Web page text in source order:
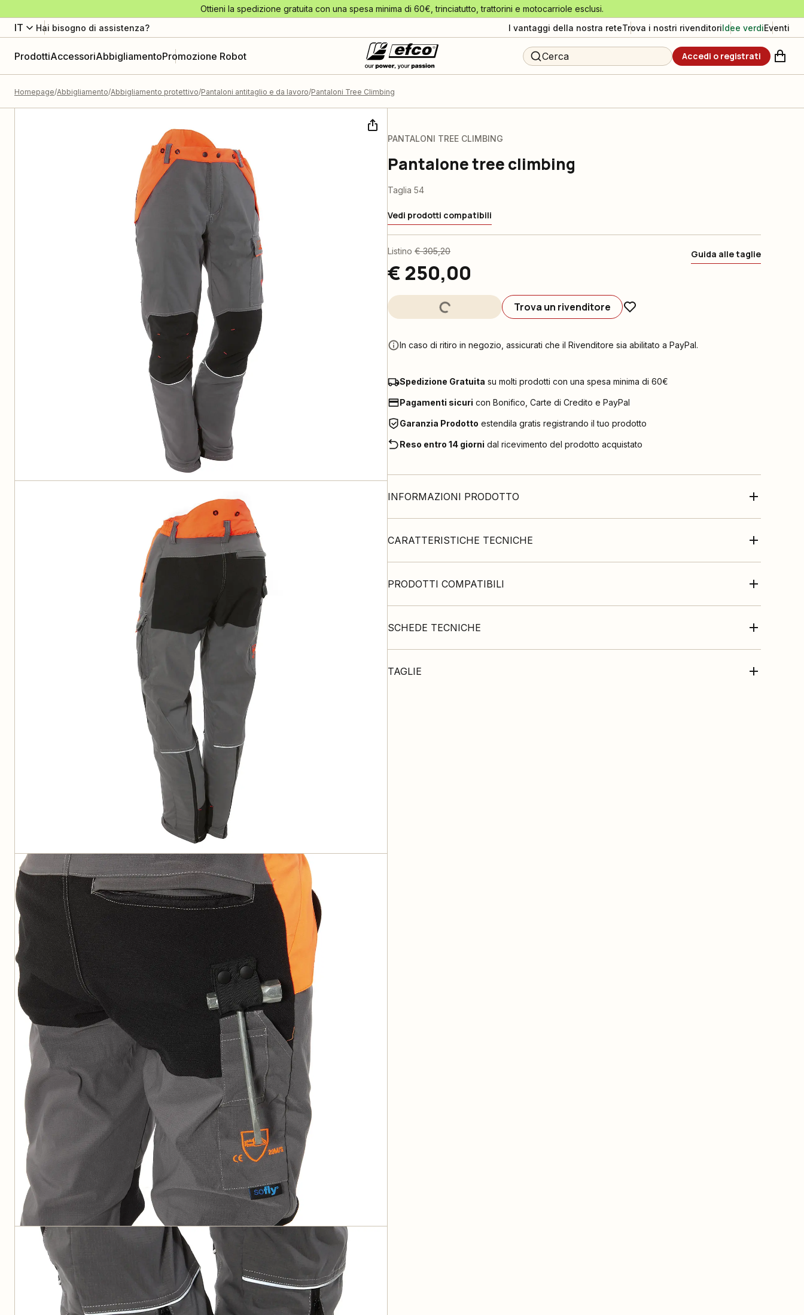
Ottieni la spedizione gratuita con una spesa minima di 60€, trinciatutto, trattorini e motocarriole esclusi.
IT Hai bisogno di assistenza? I vantaggi della nostra reteTrova i nostri rivenditoriIdee verdiEventi
ProdottiAccessoriAbbigliamentoPromozione Robot Cerca Accedi o registrati
Homepage Abbigliamento Abbigliamento protettivo Pantaloni antitaglio e da lavoro Pantaloni Tree Climbing
PANTALONI TREE CLIMBING
Pantalone tree climbing
Taglia 54
Vedi prodotti compatibili
Listino € 305,20
€ 250,00
Guida alle taglie
Trova un rivenditore
In caso di ritiro in negozio, assicurati che il Rivenditore sia abilitato a PayPal.
Spedizione Gratuita su molti prodotti con una spesa minima di 60€
Pagamenti sicuri con Bonifico, Carte di Credito e PayPal
Garanzia Prodotto estendila gratis registrando il tuo prodotto
Reso entro 14 giorni dal ricevimento del prodotto acquistato
INFORMAZIONI PRODOTTO
CARATTERISTICHE TECNICHE
PRODOTTI COMPATIBILI
SCHEDE TECNICHE
TAGLIE